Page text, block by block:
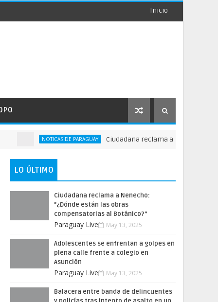
Inicio
NOTICAS DE PARAGUAY Ciudadana reclama a Nenecho: "¿Dónde
LO ÚLTIMO
Ciudadana reclama a Nenecho:
"¿Dónde están las obras
compensatorias al Botánico?”
Paraguay Live May 13, 2025
Adolescentes se enfrentan a golpes en
plena calle frente a colegio en
Asunción
Paraguay Live May 13, 2025
Balacera entre banda de delincuentes